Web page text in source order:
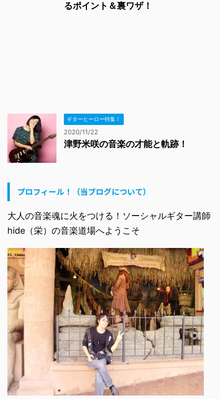
るポイント＆裏ワザ！
ギターヒーロー特集！
2020/11/22
津野米咲の音楽の才能と軌跡！
プロフィール！（当ブログについて）
大人の音楽魂に火をつける！ソーシャルギター講師
hide（栄）の音楽道場へようこそ